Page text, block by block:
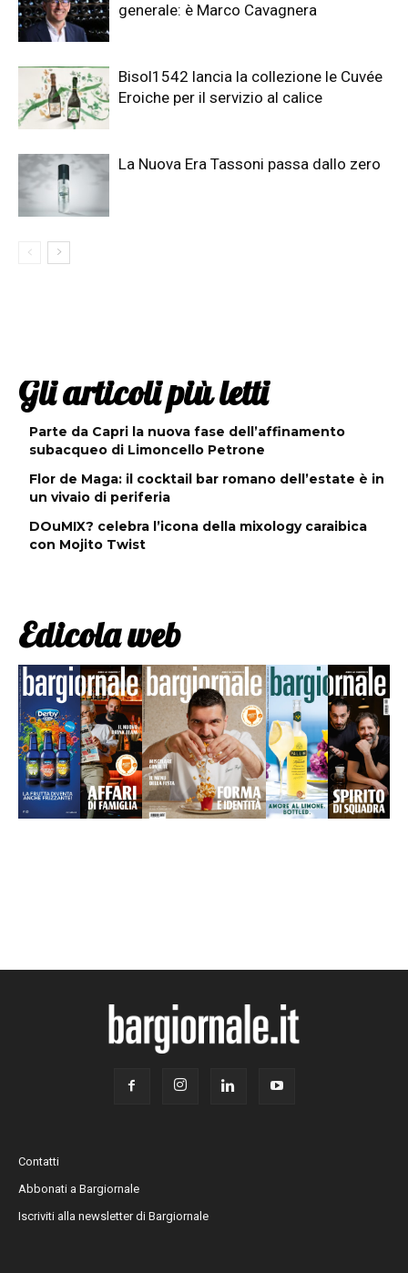
generale: è Marco Cavagnera
Bisol1542 lancia la collezione le Cuvée
Eroiche per il servizio al calice
La Nuova Era Tassoni passa dallo zero
Gli articoli più letti
Parte da Capri la nuova fase dell’affinamento
subacqueo di Limoncello Petrone
Flor de Maga: il cocktail bar romano dell’estate è in
un vivaio di periferia
DOuMIX? celebra l’icona della mixology caraibica
con Mojito Twist
Edicola web
Contatti
Abbonati a Bargiornale
Iscriviti alla newsletter di Bargiornale